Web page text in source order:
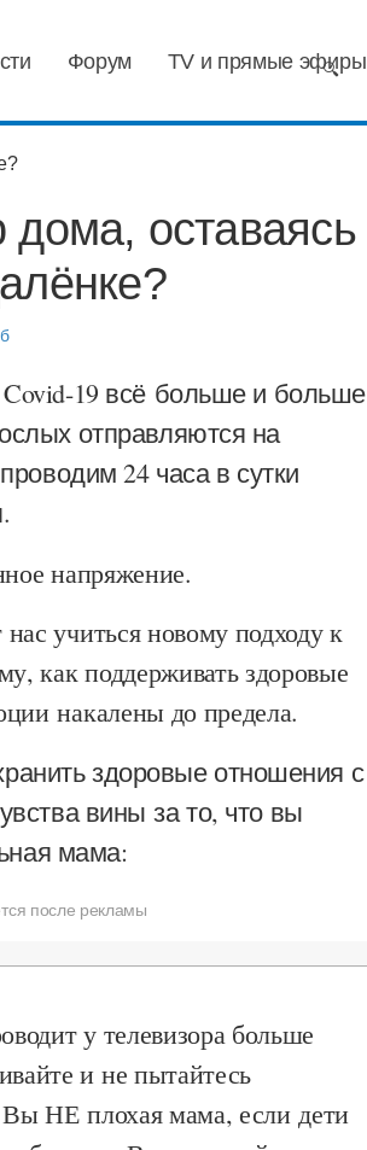
Форум TV и прямые эфиры
дома, оставаясь
19 всё больше и больше
отправляются на
24 часа в сутки
напряжение.
учиться новому подходу к
как поддерживать здоровые
накалены до предела.
здоровые отношения с
вины за то, что вы
мама:
после рекламы
у телевизора больше
и не пытайтесь
Вы НЕ плохая мама, если дети